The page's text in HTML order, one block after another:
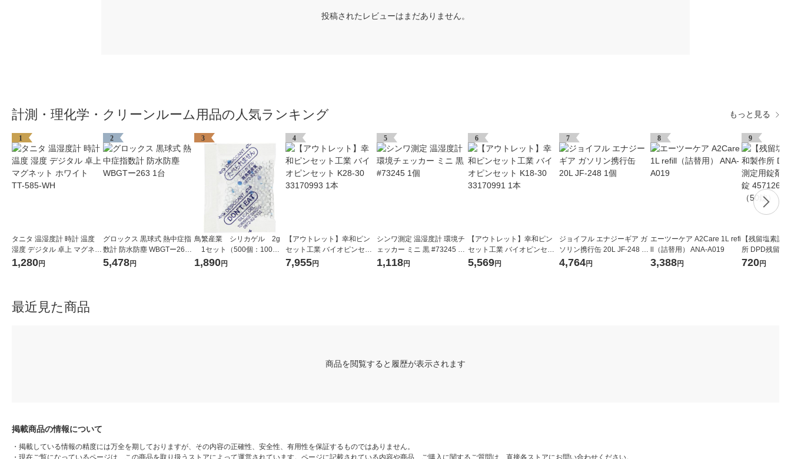
投稿されたレビューはまだありません。
計測・理化学・クリーンルーム用品の人気ランキング もっと見る
1
タニタ 温湿度計 時計 温度
湿度 デジタル 卓上 マグネッ
ト ホワイト TT-585-WH
1,280円
2
グロックス 黒球式 熱中症指
数計 防水防塵 WBGTー263
1台
5,478円
3
鳥繁産業 シリカゲル 2g
1セット（500個：100個
入×5袋）
1,890円
4
【アウトレット】幸和ピン
セット工業 バイオピンセッ
ト K28-30 33170993 1本
7,955円
5
シンワ測定 温湿度計 環境チ
ェッカー ミニ 黒 #73245 1
個
1,118円
6
【アウトレット】幸和ピン
セット工業 バイオピンセッ
ト K18-30 33170991 1本
5,569円
7
ジョイフル エナジーギア ガ
ソリン携行缶 20L JF-248 1
個
4,764円
8
エーツーケア A2Care 1L refi
ll（詰替用） ANA-A019
3,388円
9
【残留塩素試
所 DPD残留塩
試薬No.1 50錠
720円
最近見た商品
商品を閲覧すると履歴が表示されます
掲載商品の情報について
・ 掲載している情報の精度には万全を期しておりますが、その内容の正確性、安全性、有用性を保証するものではありません。